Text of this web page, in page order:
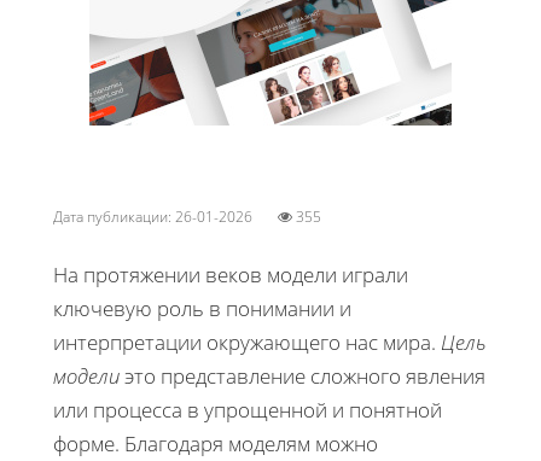
Дата публикации: 26-01-2026 355
На протяжении веков модели играли
ключевую роль в понимании и
интерпретации окружающего нас мира. Цель
моделиэто представление сложного явления
или процесса в упрощенной и понятной
форме. Благодаря моделям можно